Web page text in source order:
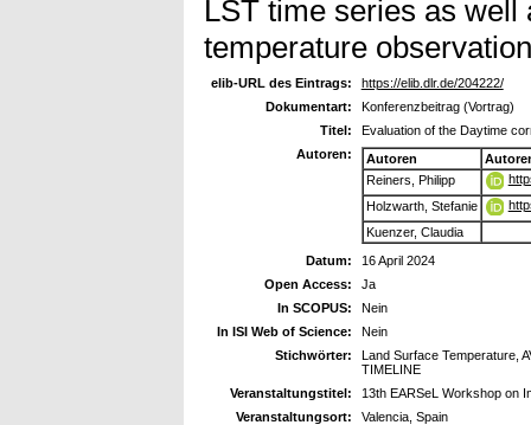
LST time series as well
temperature
elib-URL des Eintrags:
https://elib.dlr.de/204222/
Dokumentart:
Konferenzbeitrag (Vortrag)
Titel:
Evaluation of the Daytime
Autoren:
Autoren
Reiners, Philipp
Holzwarth, Stefanie
Kuenzer, Claudia
Datum:
16 April 2024
Open Access:
Ja
In SCOPUS:
Nein
In ISI Web of Science:
Nein
Stichwörter:
Land Surface Temperature,
TIMELINE
Veranstaltungstitel:
13th EARSeL Workshop on
Veranstaltungsort:
Valencia, Spain